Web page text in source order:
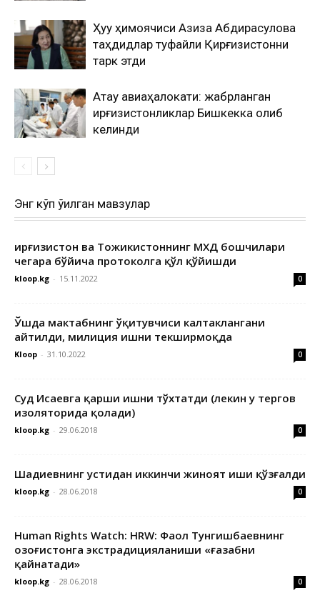
Ҳуқуқ ҳимоячиси Азиза Абдирасулова
таҳдидлар туфайли Қирғизистонни
тарк этди
Ақтау авиаҳалокати: жабрланган
қирғизистонликлар Бишкекка олиб
келинди
Энг кўп ўқилган мавзулар
Қирғизистон ва Тожикистоннинг МХДҚ бошчилари
чегара бўйича протоколга қўл қўйишди
kloop.kg - 15.11.2022 0
Ўшда мактабнинг ўқитувчиси калтаклангани
айтилди, милиция ишни текширмоқда
Kloop - 31.10.2022 0
Суд Исаевга қарши ишни тўхтатди (лекин у тергов
изоляторида қолади)
kloop.kg - 29.06.2018 0
Шадиевнинг устидан иккинчи жиноят иши қўзғалди
kloop.kg - 28.06.2018 0
Human Rights Watch: HRW: Фаол Тунгишбаевнинг
Қозоғистонга экстрадицияланиши «ғазабни
қайнатади»
kloop.kg - 28.06.2018 0